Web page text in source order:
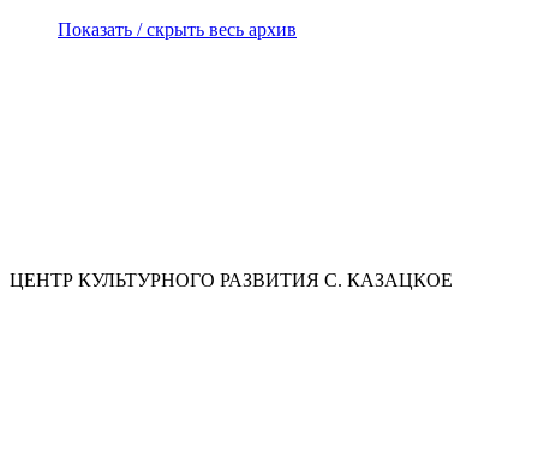
Показать / скрыть весь архив
ЦЕНТР КУЛЬТУРНОГО РАЗВИТИЯ С. КАЗАЦКОЕ